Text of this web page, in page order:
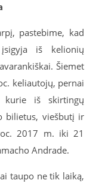
pastebime, kad
iš kelionių
Šiemet
keliautojų, pernai
iš skirtingų
bilietus, viešbutį ir
2017 m. iki 21
Andrade.
taupo ne tik laiką,